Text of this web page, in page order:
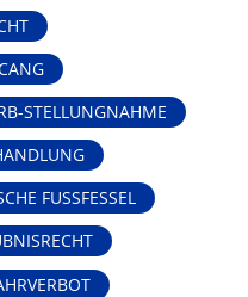
STELLUNGNAHME
FUSSFESSEL